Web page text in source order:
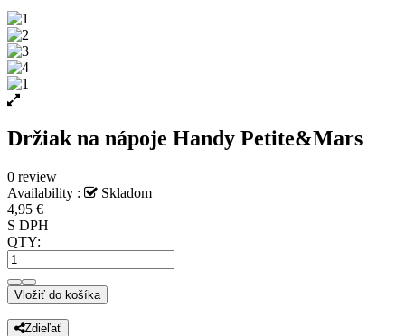
Držiak na nápoje Handy Petite&Mars
0 review
Availability :
Skladom
4,95 €
S DPH
QTY:
Vložiť do košíka
Zdieľať